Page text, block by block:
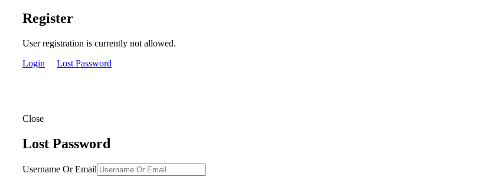
Register
User registration is currently not allowed.
Login
Lost Password
Close
Lost Password
Username Or Email